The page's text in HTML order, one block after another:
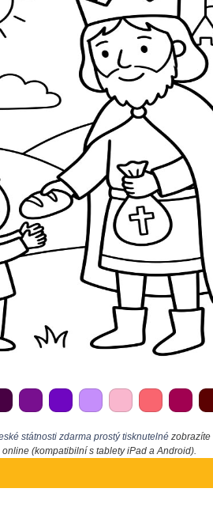
státnosti zdarma prostý tisknutelnézobrazíte
(kompatibilní s tablety iPad a Android).